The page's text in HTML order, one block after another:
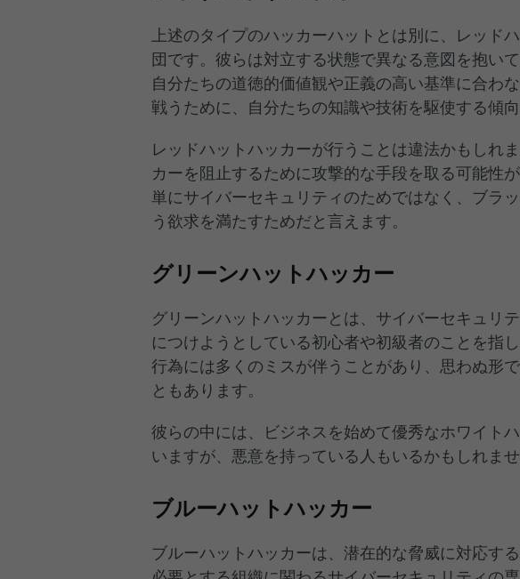
上述のタイプのハッカーハットとは別に、レッド
団です。彼らは対立する状態で異なる意図を抱い
自分たちの道徳的価値観や正義の高い基準に合わ
戦うために、自分たちの知識や技術を駆使する傾向
レッドハットハッカーが行うことは違法かもしれ
カーを阻止するために攻撃的な手段を取る可能性
単にサイバーセキュリティのためではなく、ブラ
う欲求を満たすためだと言えます。
グリーンハットハッカー
グリーンハットハッカーとは、サイバーセキュリ
につけようとしている初心者や初級者のことを指
行為には多くのミスが伴うことがあり、思わぬ形
ともあります。
彼らの中には、ビジネスを始めて優秀なホワイト
いますが、悪意を持っている人もいるかもしれませ
ブルーハットハッカー
ブルーハットハッカーは、潜在的な脅威に対応す